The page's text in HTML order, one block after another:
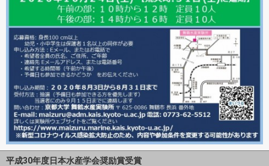
平成30年度日本水産学会奨励賞受賞